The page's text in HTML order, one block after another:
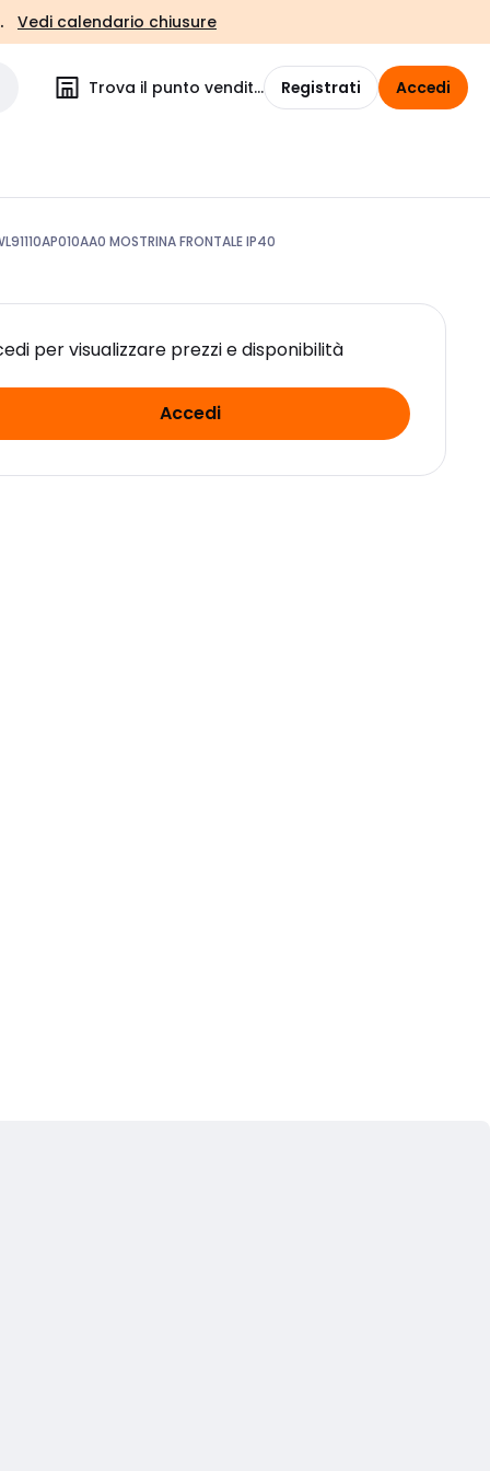
Vedi calendario chiusure
Trova il punto vendita Registrati Accedi
MOSTRINA FRONTALE IP40
per visualizzare prezzi e disponibilità
Accedi